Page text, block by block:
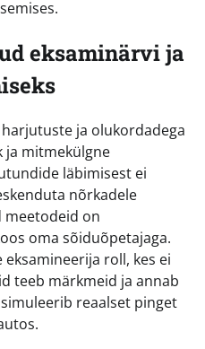
eksaminärvi ja
ja olukordadega
ja mitmekülgne
läbimisest ei
nõrkadele
meetodeid on
oma sõiduõpetajaga.
roll, kes ei
teeb märkmeid ja annab
reaalset pinget